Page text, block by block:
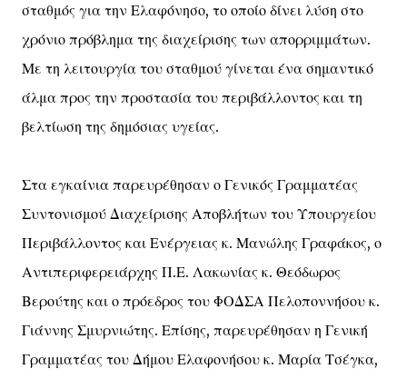
σταθμός για την Ελαφόνησο, το οποίο δίνει λύση στο
χρόνιο πρόβλημα της διαχείρισης των απορριμμάτων.
Με τη λειτουργία του σταθμού γίνεται ένα σημαντικό
άλμα προς την προστασία του περιβάλλοντος και τη
βελτίωση της δημόσιας υγείας.
Στα εγκαίνια παρευρέθησαν ο Γενικός Γραμματέας
Συντονισμού Διαχείρισης Αποβλήτων του Υπουργείου
Περιβάλλοντος και Ενέργειας κ. Μανώλης Γραφάκος, ο
Αντιπεριφερειάρχης Π.Ε. Λακωνίας κ. Θεόδωρος
Βερούτης και ο πρόεδρος του ΦΟΔΣΑ Πελοποννήσου κ.
Γιάννης Σμυρνιώτης. Επίσης, παρευρέθησαν η Γενική
Γραμματέας του Δήμου Ελαφονήσου κ. Μαρία Τσέγκα,